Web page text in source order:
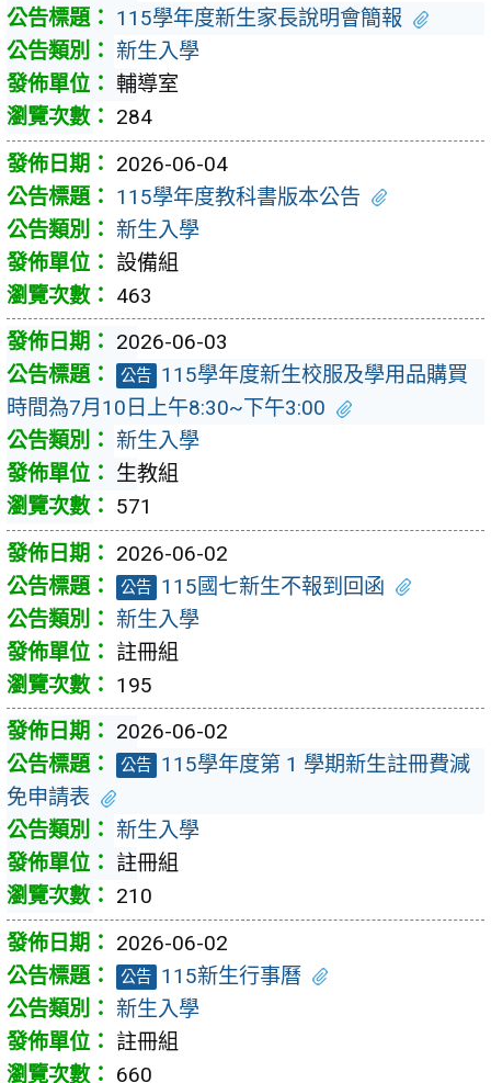
115學年度新生家長說明會簡報
新生入學
輔導室
284
2026-06-04
115學年度教科書版本公告
新生入學
設備組
463
2026-06-03
公告 115學年度新生校服及學用品購買
時間為7月10日上午8:30~下午3:00
新生入學
生教組
571
2026-06-02
公告 115國七新生不報到回函
新生入學
註冊組
195
2026-06-02
公告 115學年度第 1 學期新生註冊費減
免申請表
新生入學
註冊組
210
2026-06-02
公告 115新生行事曆
新生入學
註冊組
660